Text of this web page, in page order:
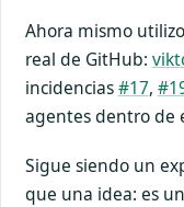
Ahora mismo
real de GitHub:
incidencias#17,
agentes dentro de
Sigue siendo un
que una idea: es